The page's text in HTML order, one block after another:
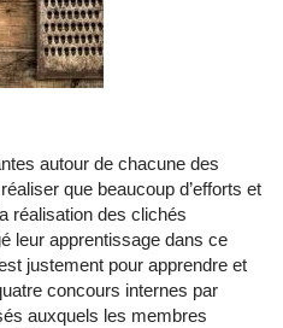
autour de chacune des
que beaucoup d’efforts et
réalisation des clichés
leur apprentissage dans ce
justement pour apprendre et
concours internes par
auxquels les membres